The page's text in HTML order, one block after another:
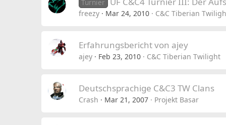
Turnier
freezy Mar 24, 2010 C&C Tiberian
Erfahrungsbericht von ajey
ajey Feb 23, 2010 C&C Tiberian Twilight
Deutschsprachige C&C3 TW Clans
Crash Mar 21, 2007 Projekt Basar